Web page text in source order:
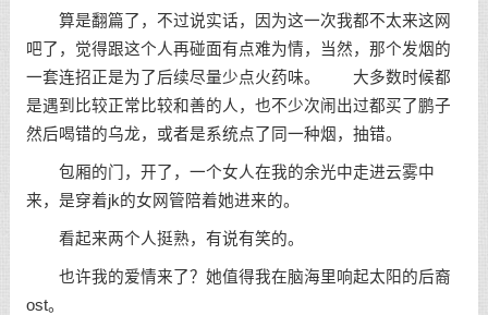
算是翻篇了，不过说实话，因为这一次我都不太来这网
吧了，觉得跟这个人再碰面有点难为情，当然，那个发烟的
一套连招正是为了后续尽量少点火药味。 大多数时候都
是遇到比较正常比较和善的人，也不少次闹出过都买了鹏子
然后喝错的乌龙，或者是系统点了同一种烟，抽错。
包厢的门，开了，一个女人在我的余光中走进云雾中
来，是穿着jk的女网管陪着她进来的。
看起来两个人挺熟，有说有笑的。
也许我的爱情来了？她值得我在脑海里响起太阳的后裔
ost。